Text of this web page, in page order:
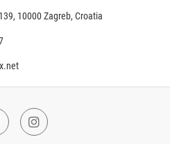
10000 Zagreb, Croatia
Instagram